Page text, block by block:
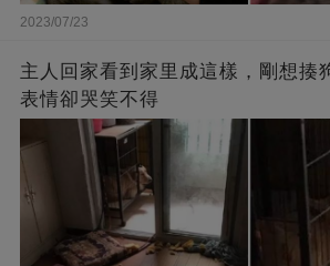
2023/07/23
主人回家看到家里成這樣，剛想揍
表情卻哭笑不得